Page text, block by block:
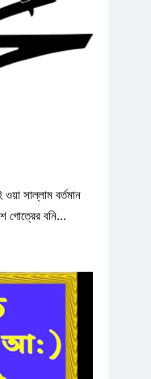
সাল্লাম বর্তমান
গোত্রের বনি...